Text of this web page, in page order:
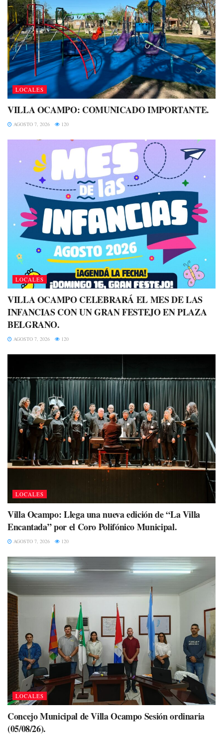
LOCALES
VILLA OCAMPO: COMUNICADO IMPORTANTE.
AGOSTO 7, 2026 120
LOCALES
VILLA OCAMPO CELEBRARÁ EL MES DE LAS
INFANCIAS CON UN GRAN FESTEJO EN PLAZA
BELGRANO.
AGOSTO 7, 2026 120
LOCALES
Villa Ocampo: Llega una nueva edición de “La Villa
Encantada” por el Coro Polifónico Municipal.
AGOSTO 7, 2026 120
LOCALES
Concejo Municipal de Villa Ocampo Sesión ordinaria
(05/08/26).